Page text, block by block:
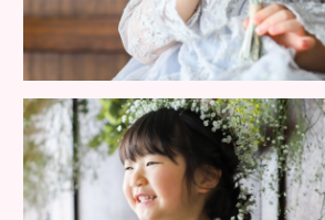
ご予約
活動情報